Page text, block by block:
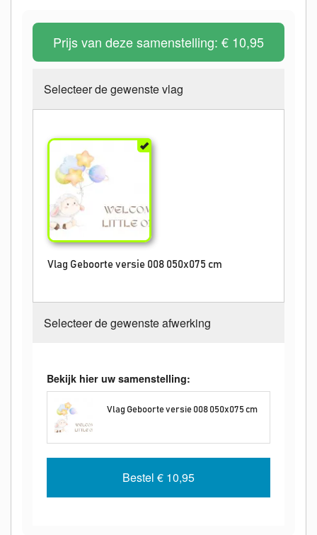
Prijs van deze samenstelling: € 10,95
Selecteer de gewenste vlag
Vlag Geboorte versie 008 050x075 cm
Selecteer de gewenste afwerking
Bekijk hier uw samenstelling:
Vlag Geboorte versie 008 050x075 cm
Bestel € 10,95